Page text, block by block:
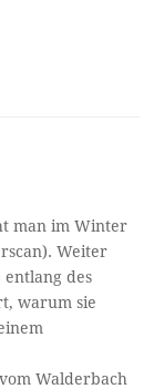
man im Winter
Weiter
des
warum sie
Walderbach